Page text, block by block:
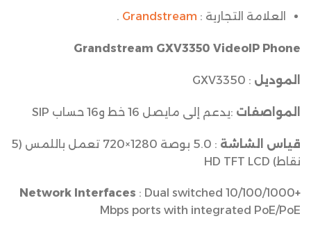
العلامة التجارية : Grandstream
.
Grandstream GXV3350 VideoIP Phone
الموديل : GXV3350
المواصفات :يدعم إلى مايصل 16 خط و16 حساب SIP
قياس الشاشة
: 5.0 بوصة 1280×720 تعمل باللمس (5
نقاط) HD TFT LCD
+Network Interfaces
: Dual switched 10/100/1000
Mbps ports with integrated PoE/PoE